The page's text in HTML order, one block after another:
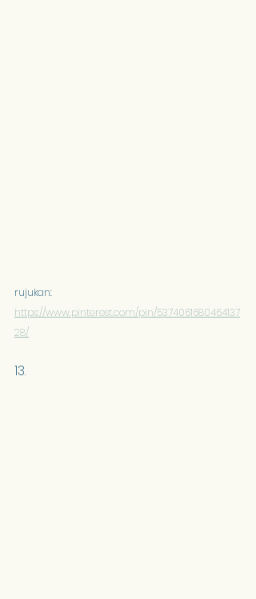
rujukan:
https://www.pinterest.com/pin/5374061680464137
28/
13.